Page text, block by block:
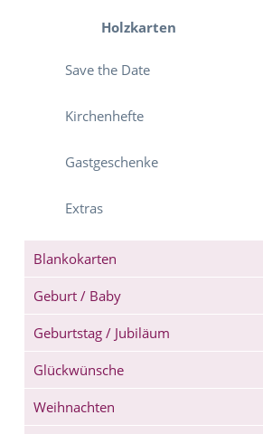
Holzkarten
Save the Date
Kirchenhefte
Gastgeschenke
Extras
Blankokarten
Geburt / Baby
Geburtstag / Jubiläum
Glückwünsche
Weihnachten